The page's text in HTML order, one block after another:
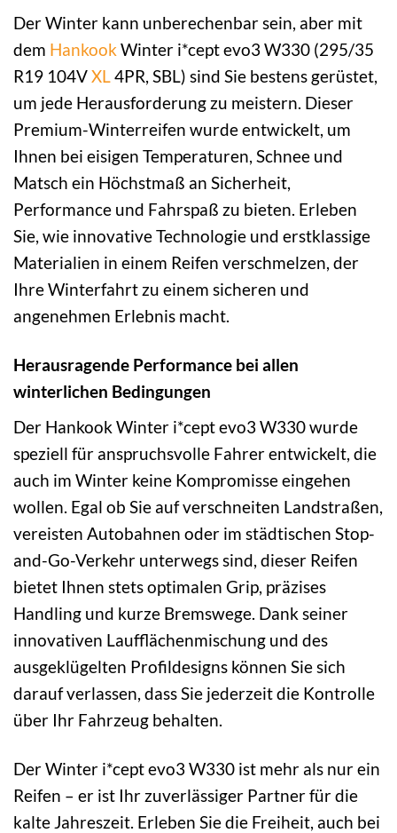
Der Winter kann unberechenbar sein, aber mit
dem Hankook Winter i*cept evo3 W330 (295/35
R19 104VXL4PR, SBL) sind Sie bestens gerüstet,
um jede Herausforderung zu meistern. Dieser
Premium-Winterreifen wurde entwickelt, um
Ihnen bei eisigen Temperaturen, Schnee und
Matsch ein Höchstmaß an Sicherheit,
Performance und Fahrspaß zu bieten. Erleben
Sie, wie innovative Technologie und erstklassige
Materialien in einem Reifen verschmelzen, der
Ihre Winterfahrt zu einem sicheren und
angenehmen Erlebnis macht.
Herausragende Performance bei allen
winterlichen Bedingungen
Der Hankook Winter i*cept evo3 W330 wurde
speziell für anspruchsvolle Fahrer entwickelt, die
auch im Winter keine Kompromisse eingehen
wollen. Egal ob Sie auf verschneiten Landstraßen,
vereisten Autobahnen oder im städtischen Stop-
and-Go-Verkehr unterwegs sind, dieser Reifen
bietet Ihnen stets optimalen Grip, präzises
Handling und kurze Bremswege. Dank seiner
innovativen Laufflächenmischung und des
ausgeklügelten Profildesigns können Sie sich
darauf verlassen, dass Sie jederzeit die Kontrolle
über Ihr Fahrzeug behalten.
Der Winter i*cept evo3 W330 ist mehr als nur ein
Reifen – er ist Ihr zuverlässiger Partner für die
kalte Jahreszeit. Erleben Sie die Freiheit, auch bei